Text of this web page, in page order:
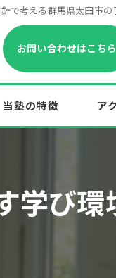
で考える群馬県太田市
お問い合わせはこちら
当塾の特徴
中学生
ア
学び環